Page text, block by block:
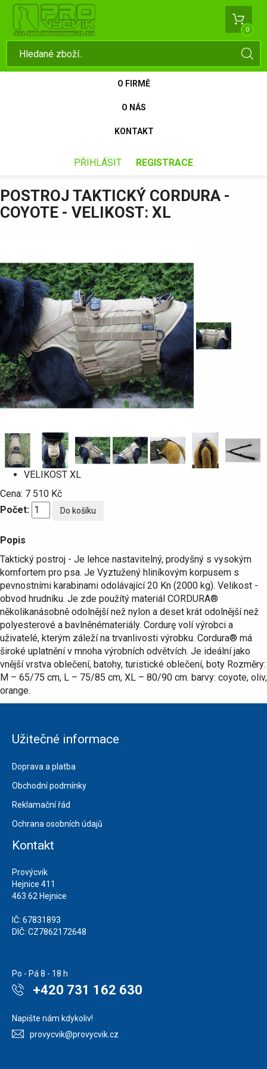
0
O FIRMĚ
O NÁS
KONTAKT
PŘIHLÁSIT REGISTRACE
POSTROJ TAKTICKÝ CORDURA -
COYOTE - VELIKOST: XL
VELIKOST XL
Cena: 7 510 Kč
Počet:
Popis
Taktický postroj - Je lehce nastavitelný, prodyšný s vysokým
komfortem pro psa. Je Vyztužený hliníkovým korpusem s
pevnostními karabinami odolávající 20 Kn (2000 kg). Velikost -
obvod hrudníku. Je zde použítý materiál CORDURA®
několikanásobně odolnější než nylon a deset krát odolnější než
polyesterové a bavlněnémateriály. Cordurę volí výrobci a
uživatelé, kterým záleží na trvanlivosti výrobku. Cordura® má
široké uplatnění v mnoha výrobních odvětvích. Je ideální jako
vnější vrstva oblečení, batohy, turistické oblečení, boty Rozměry:
M – 65/75 cm, L – 75/85 cm, XL – 80/90 cm. barvy: coyote, oliv,
orange.
Užitečné informace
Doprava a platba
Obchodní podmínky
Reklamační řád
Ochrana osobních údajů
Kontakt
Provýcvik
Hejnice 411
463 62 Hejnice
IČ: 67831893
DIČ: CZ7862172648
Po - Pá 8 - 18 h
+420 731 162 630
Napište nám kdykoliv!
provycvik@provycvik.cz